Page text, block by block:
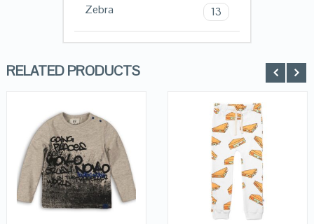
Zebra 13
RELATED PRODUCTS
QUICK LOOK
VIEW DETAILS
KOPEN
QUICK LOOK
VIEW DETAILS
KOPEN